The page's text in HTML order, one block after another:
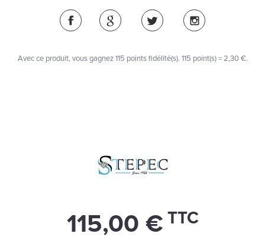
Avec ce produit, vous gagnez115 points fidélité(s). 115 point(s) =2,30 €.
115,00 € TTC